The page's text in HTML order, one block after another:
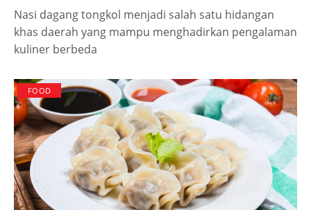
Nasi dagang tongkol menjadi salah satu hidangan
khas daerah yang mampu menghadirkan pengalaman
kuliner berbeda
FOOD